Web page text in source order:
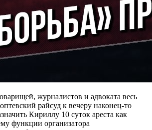
журналистов и адвоката весь
райсуд к вечеру наконец-то
Кириллу 10 суток ареста как
функции организатора